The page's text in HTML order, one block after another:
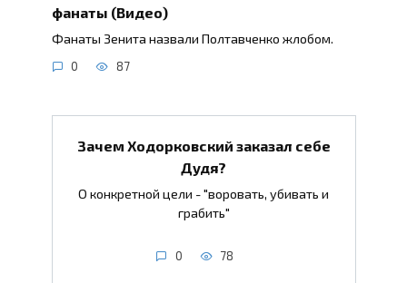
фанаты (Видео)
Фанаты Зенита назвали Полтавченко жлобом.
0 87
Зачем Ходорковский заказал себе
Дудя?
О конкретной цели - "воровать, убивать и
грабить"
0 78